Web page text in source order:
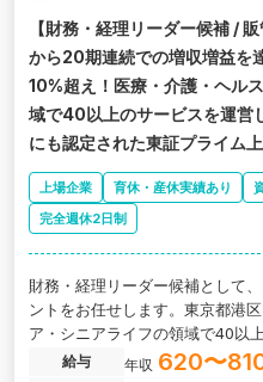
【財務・経理リーダー候補 /
から20期連続での増収増益を
10%超え！医療・介護・ヘル
域で40以上のサービスを運営
にも認定された東証プライム
上場企業 育休・産休実績あり
完全週休2日制
財務・経理リーダー候補として
ントをお任せします。東京都港
ア・シニアライフの領域で40以
優良法人2025」にも認定された
給与 年収 620〜